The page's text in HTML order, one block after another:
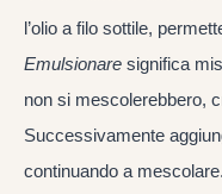
l’olio a filo sottile,
Emulsionare significa
non si mescolerebbero,
Successivamente
continuando a